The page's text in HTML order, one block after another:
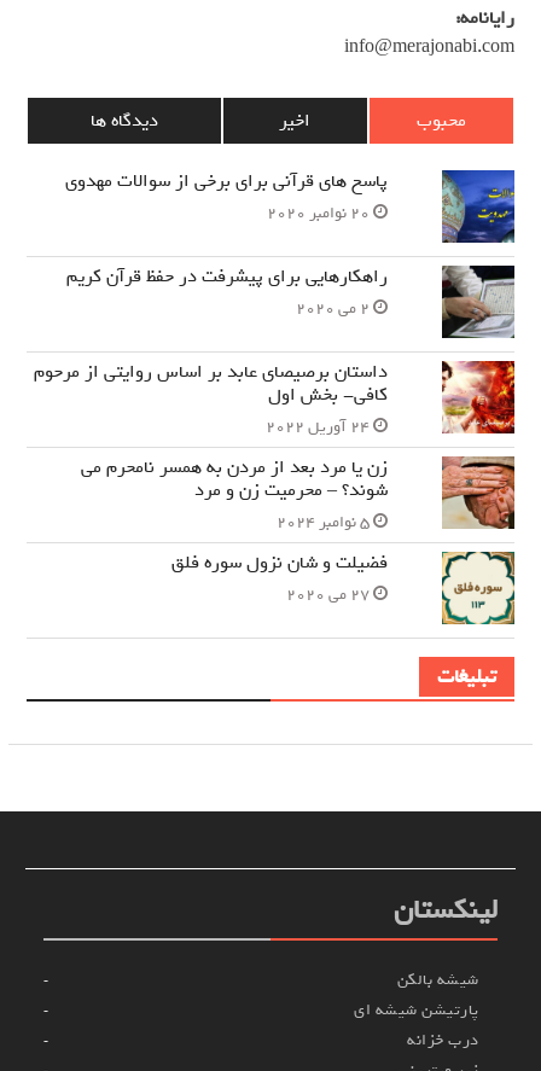
رایانامه:
info@merajonabi.com
محبوب اخیر دیدگاه ها
پاسخ های قرآنی برای برخی از سوالات مهدوی
20 نوامبر 2020
راهکارهایی برای پیشرفت در حفظ قرآن کریم
2 می 2020
داستان برصیصای عابد بر اساس روایتی از مرحوم
کافی- بخش اول
24 آوریل 2022
زن یا مرد بعد از مردن به همسر نامحرم می
شوند؟ – محرمیت زن و مرد
5 نوامبر 2024
فضیلت و شان نزول سوره فلق
27 می 2020
تبلیغات
لینکستان
شیشه بالکن
پارتیشن شیشه ای
درب خزانه